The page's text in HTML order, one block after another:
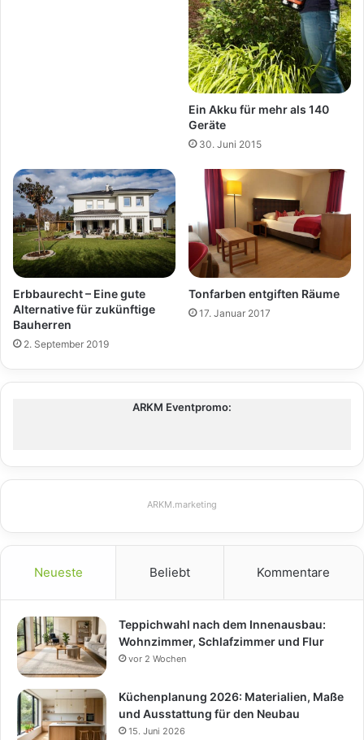
Ein Akku für mehr als 140
Geräte
30. Juni 2015
Erbbaurecht – Eine gute
Alternative für zukünftige
Bauherren
2. September 2019
Tonfarben entgiften Räume
17. Januar 2017
ARKM Eventpromo:
ARKM.marketing
Neueste Beliebt Kommentare
Teppichwahl nach dem Innenausbau:
Wohnzimmer, Schlafzimmer und Flur
vor 2 Wochen
Küchenplanung 2026: Materialien, Maße
und Ausstattung für den Neubau
15. Juni 2026